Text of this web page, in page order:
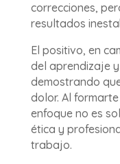
correcciones,
resultados
El positivo, en
del aprendizaje
demostrando
dolor. Al
enfoque no es
ética y
trabajo.